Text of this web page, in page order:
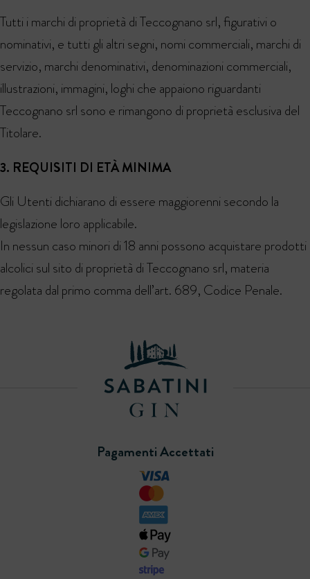
Tutti i marchi di proprietà di Teccognano srl, figurativi o
nominativi, e tutti gli altri segni, nomi commerciali, marchi di
servizio, marchi denominativi, denominazioni commerciali,
illustrazioni, immagini, loghi che appaiono riguardanti
Teccognano srl sono e rimangono di proprietà esclusiva del
Titolare.
3. REQUISITI DI ETÀ MINIMA
Gli Utenti dichiarano di essere maggiorenni secondo la
legislazione loro applicabile.
In nessun caso minori di 18 anni possono acquistare prodotti
alcolici sul sito di proprietà di Teccognano srl, materia
regolata dal primo comma dell’art. 689, Codice Penale.
Pagamenti Accettati